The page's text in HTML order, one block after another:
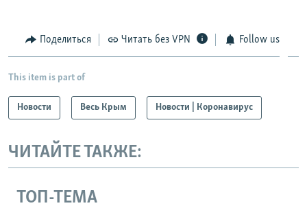
Поделиться Читать без VPN Follow us
This item is part of
Новости Весь Крым Новости | Коронавирус
ЧИТАЙТЕ ТАКЖЕ:
ТОП-ТЕМА